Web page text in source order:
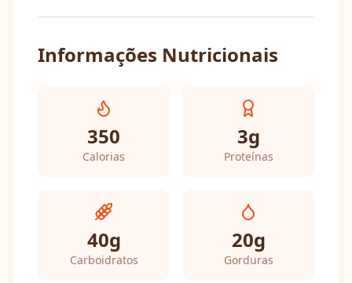
Informações Nutricionais
350
Calorias
3g
Proteínas
40g
Carboidratos
20g
Gorduras